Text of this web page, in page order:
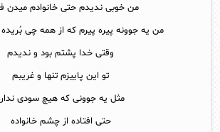
من خوبی ندیدم حتی خانوادم میدن
من یه جوونه پیره پیرم که از همه چی
وقتی خدا پشتم بود و ندیدم
تو این پاییزم تنها و غریبم
مثل یه جوونی که هیچ سودی
حتی افتاده از چشم خانواده